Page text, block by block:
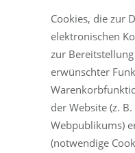
Cookies, die zur
elektronischen
zur
erwünschter
der Website (z.
Webpublikums)
(notwendige